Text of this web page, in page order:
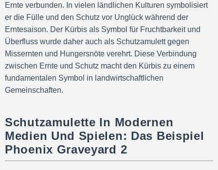
Ernte verbunden. In vielen ländlichen Kulturen symbolisiert
er die Fülle und den Schutz vor Unglück während der
Erntesaison. Der Kürbis als Symbol für Fruchtbarkeit und
Überfluss wurde daher auch als Schutzamulett gegen
Missernten und Hungersnöte verehrt. Diese Verbindung
zwischen Ernte und Schutz macht den Kürbis zu einem
fundamentalen Symbol in landwirtschaftlichen
Gemeinschaften.
Schutzamulette In Modernen
Medien Und Spielen: Das Beispiel
Phoenix Graveyard 2